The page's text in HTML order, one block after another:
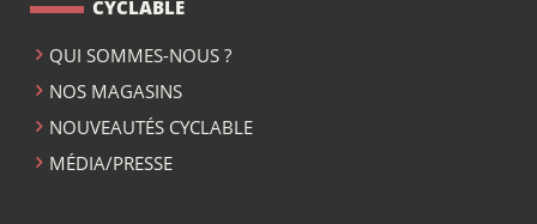
CYCLABLE
QUI SOMMES-NOUS ?
NOS MAGASINS
NOUVEAUTÉS CYCLABLE
MÉDIA/PRESSE